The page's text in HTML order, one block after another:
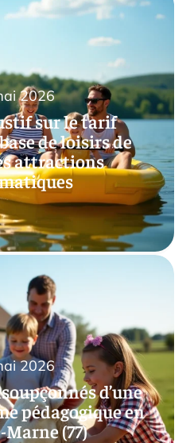
sur le tarif
de loisirs de
attractions
2026
d’une
pédagogique en
(77)
2026